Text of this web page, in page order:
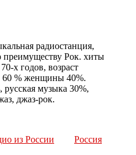
радиостанция,
преимуществу Рок. хиты
х годов, возраст
60 % женщины 40%.
музыка 30%,
джаз-рок.
из России
Россия